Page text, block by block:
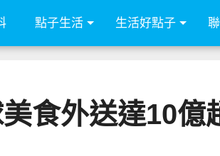
點子生活 生活好點子
食外送達10億